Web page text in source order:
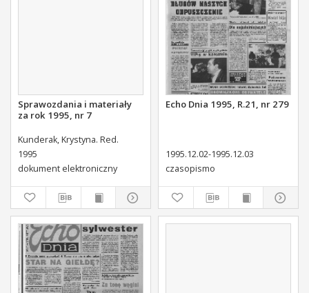
Sprawozdania i materiały
za rok 1995, nr 7
Kunderak, Krystyna. Red.
1995
dokument elektroniczny
Echo Dnia 1995, R.21, nr 279
1995.12.02-1995.12.03
czasopismo